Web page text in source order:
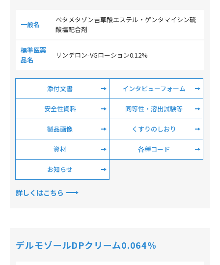
一般名
ベタメタゾン吉草酸エステル・ゲンタマイシン硫
酸塩配合剤
標準医薬
品名
リンデロン-VGローション0.12%
添付文書 インタビューフォーム
安全性資料 同等性・溶出試験等
製品画像 くすりのしおり
資材 各種コード
お知らせ
詳しくはこちら
デルモゾールDPクリーム0.064%